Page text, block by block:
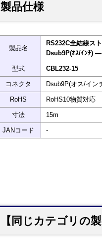
製品仕様
製品名
RS232C全結線ス
Dsub9P(ｵｽ/ｲﾝﾁ)
型式 CBL232-15
コネクタ Dsub9P(オス/イ
RoHS RoHS10物質対応
寸法 15m
JANコード -
【同じカテゴリの製